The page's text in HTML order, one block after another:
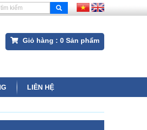
Giỏ hàng : 0 Sản phẩm
LIÊN HỆ